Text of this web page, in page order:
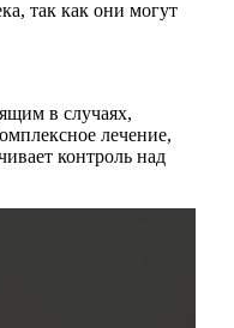
так как они могут
в случаях,
лечение,
контроль над